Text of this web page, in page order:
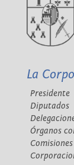
La
Presidente
Diputados
Órganos